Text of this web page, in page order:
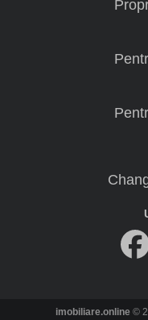
imobiliare.online ©